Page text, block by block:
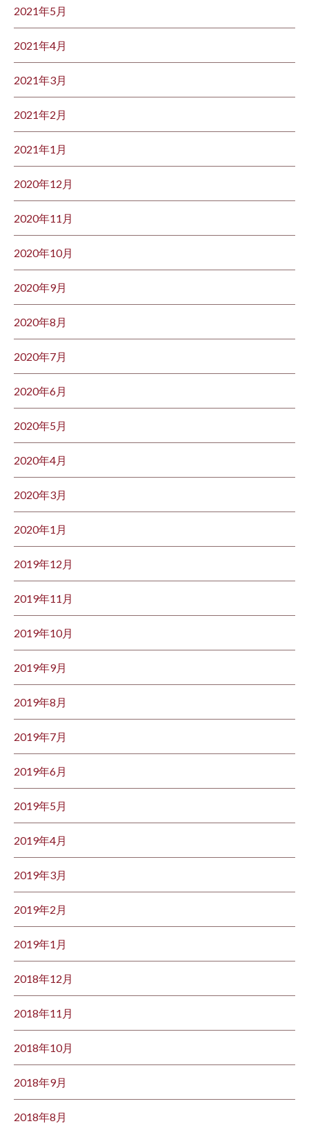
2021年5月
2021年4月
2021年3月
2021年2月
2021年1月
2020年12月
2020年11月
2020年10月
2020年9月
2020年8月
2020年7月
2020年6月
2020年5月
2020年4月
2020年3月
2020年1月
2019年12月
2019年11月
2019年10月
2019年9月
2019年8月
2019年7月
2019年6月
2019年5月
2019年4月
2019年3月
2019年2月
2019年1月
2018年12月
2018年11月
2018年10月
2018年9月
2018年8月